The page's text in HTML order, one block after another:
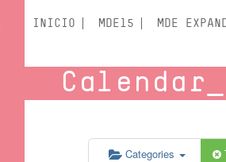
INICIO MDE15 MDE
Calendar
Categories
5:00 am
6:00 am